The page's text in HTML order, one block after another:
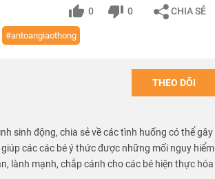
0 0 CHIA SẺ
#antoangiaothong
THEO DÕI
sinh động, chia sẻ về các tình huống có thể gây
các các bé ý thức được những mối nguy hiểm
lành mạnh, chắp cánh cho các bé hiện thực hóa